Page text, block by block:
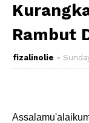
Rambut
fizalinolie